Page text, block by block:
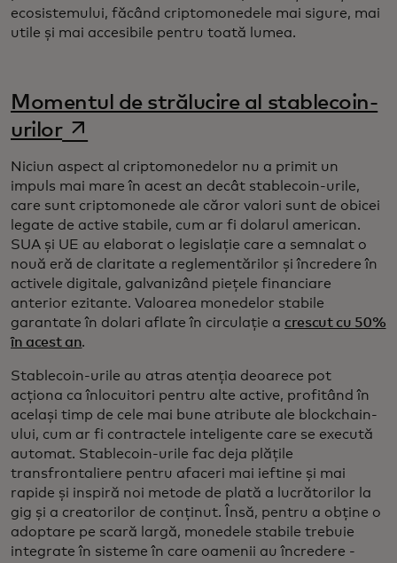
ecosistemului, făcând criptomonedele mai sigure, mai
utile și mai accesibile pentru toată lumea.
Momentul de strălucire al stablecoin-
uriloropens in a new tab
Niciun aspect al criptomonedelor nu a primit un
impuls mai mare în acest an decât stablecoin-urile,
care sunt criptomonede ale căror valori sunt de obicei
legate de active stabile, cum ar fi dolarul american.
SUA și UE au elaborat o legislație care a semnalat o
nouă eră de claritate a reglementărilor și încredere în
activele digitale, galvanizând piețele financiare
anterior ezitante. Valoarea monedelor stabile
garantate în dolari aflate în circulație a crescut cu 50%
în acest an.
Stablecoin-urile au atras atenția deoarece pot
acționa ca înlocuitori pentru alte active, profitând în
același timp de cele mai bune atribute ale blockchain-
ului, cum ar fi contractele inteligente care se execută
automat. Stablecoin-urile fac deja plățile
transfrontaliere pentru afaceri mai ieftine și mai
rapide și inspiră noi metode de plată a lucrătorilor la
gig și a creatorilor de conținut. Însă, pentru a obține o
adoptare pe scară largă, monedele stabile trebuie
integrate în sisteme în care oamenii au încredere -